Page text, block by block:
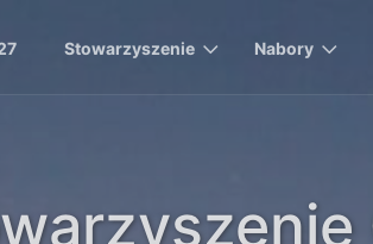
Stowarzyszenie Nabory